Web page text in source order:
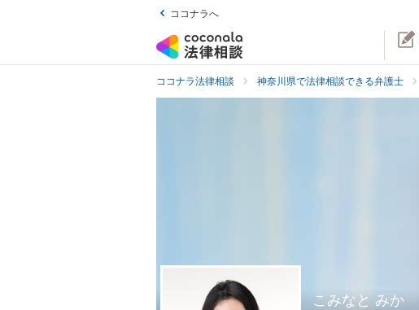
ココナラへ
ココナラ法律相談 神奈川県で法律相談できる弁護士
こみなと みか